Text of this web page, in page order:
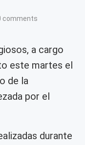
comments
a cargo
este martes el
de la
por el
durante